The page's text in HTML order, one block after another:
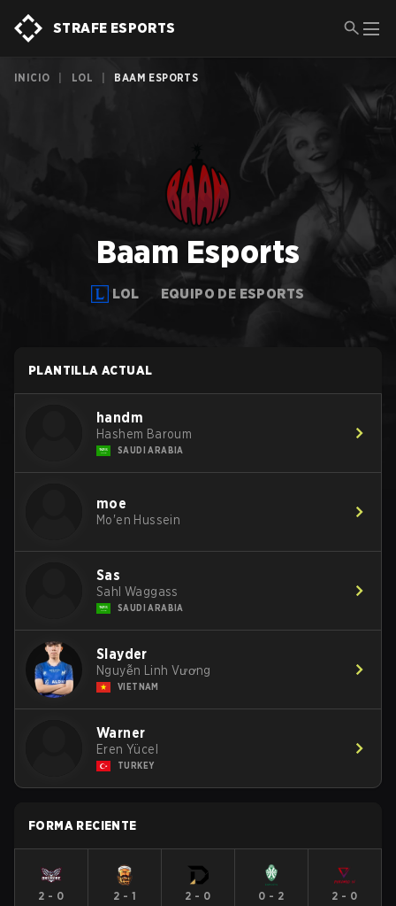
STRAFE ESPORTS
INICIO LOL BAAM ESPORTS
Baam Esports
LOL EQUIPO DE ESPORTS
PLANTILLA ACTUAL
handm
Hashem Baroum
SAUDI ARABIA
moe
Mo'en Hussein
Sas
Sahl Waggass
SAUDI ARABIA
Slayder
Nguyễn Linh Vương
VIETNAM
Warner
Eren Yücel
TURKEY
FORMA RECIENTE
2 - 0
2 - 1
2 - 0
0 - 2
2 - 0